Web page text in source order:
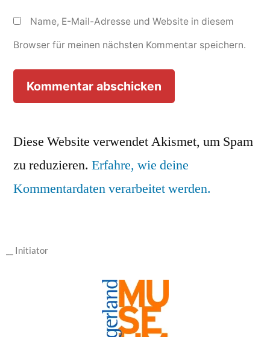
Name, E-Mail-Adresse und Website in diesem
Browser für meinen nächsten Kommentar speichern.
Diese Website verwendet Akismet, um Spam
zu reduzieren. Erfahre, wie deine
Kommentardaten verarbeitet werden.
__ Initiator